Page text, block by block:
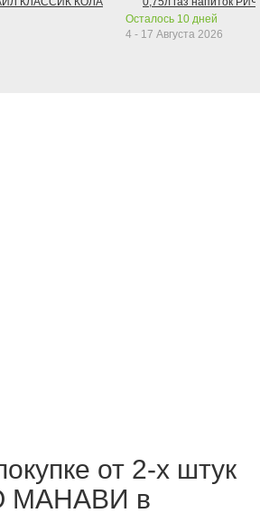
Осталось 10 дней
4 - 17 Августа 2026
от 2-х штук
МАНАВИ в